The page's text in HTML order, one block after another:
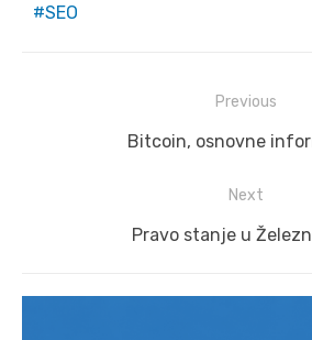
SEO
navigation
Previous
Previous
Bitcoin, osnovne
Next
Next
Pravo stanje u